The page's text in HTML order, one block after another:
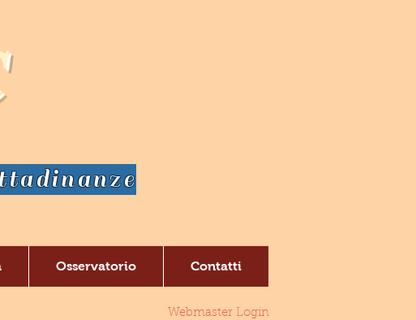
Osservatorio Contatti
Webmaster Login